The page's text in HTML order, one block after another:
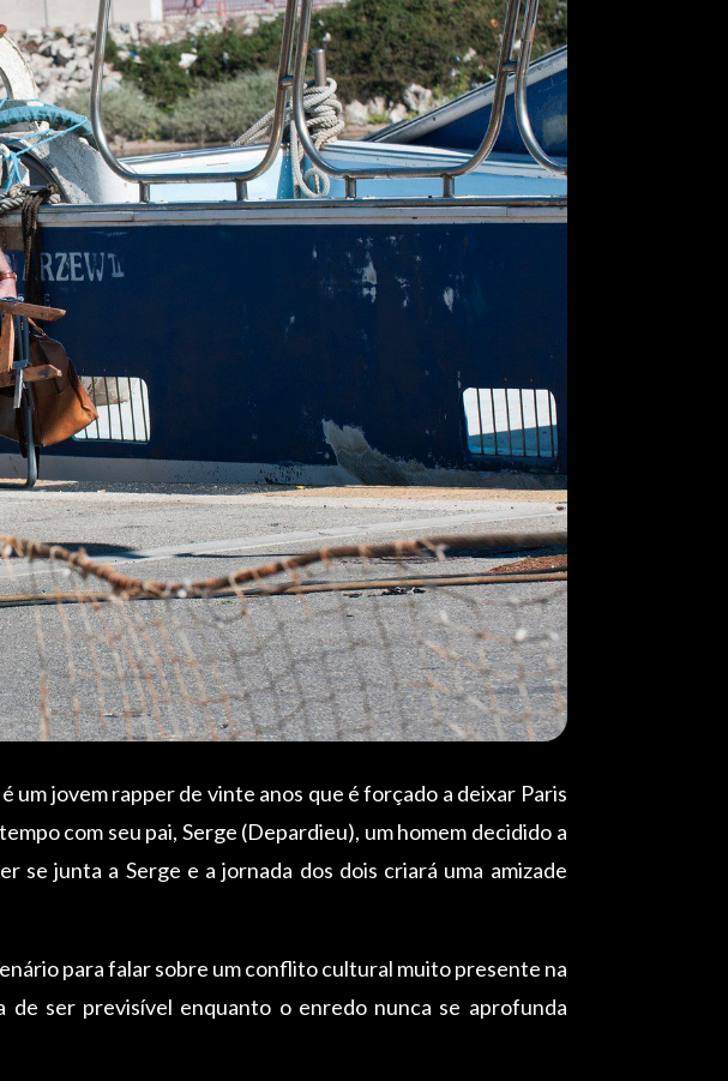
um jovem rapper de vinte anos que é forçado a deixar Paris
com seu pai, Serge (Depardieu), um homem decidido a
se junta a Serge e a jornada dos dois criará uma amizade
para falar sobre um conflito cultural muito presente na
de ser previsível enquanto o enredo nunca se aprofunda